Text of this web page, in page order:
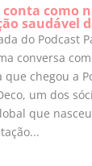
conta como
saudável
do Podcast
conversa
que chegou a
um dos
que